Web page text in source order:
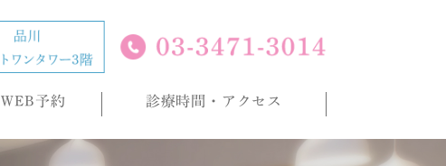
WEB予約 診療時間・アクセス